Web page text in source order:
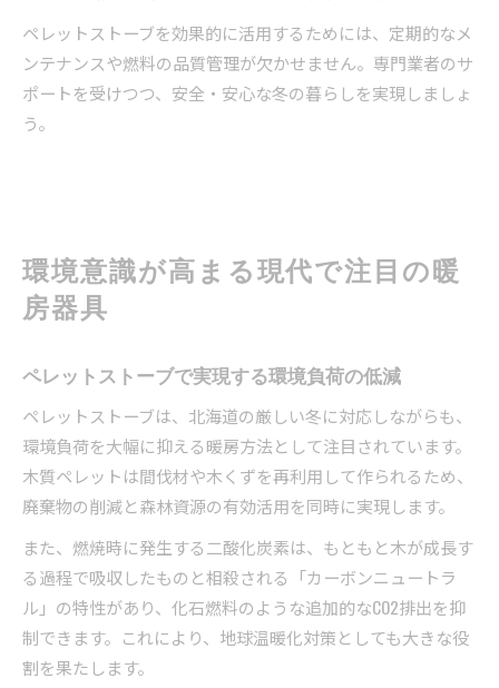
ペレットストーブを効果的に活用するためには、定期的なメ
ンテナンスや燃料の品質管理が欠かせません。専門業者のサ
ポートを受けつつ、安全・安心な冬の暮らしを実現しましょ
う。
環境意識が高まる現代で注目の暖
房器具
ペレットストーブで実現する環境負荷の低減
ペレットストーブは、北海道の厳しい冬に対応しながらも、
環境負荷を大幅に抑える暖房方法として注目されています。
木質ペレットは間伐材や木くずを再利用して作られるため、
廃棄物の削減と森林資源の有効活用を同時に実現します。
また、燃焼時に発生する二酸化炭素は、もともと木が成長す
る過程で吸収したものと相殺される「カーボンニュートラ
ル」の特性があり、化石燃料のような追加的なCO2排出を抑
制できます。これにより、地球温暖化対策としても大きな役
割を果たします。